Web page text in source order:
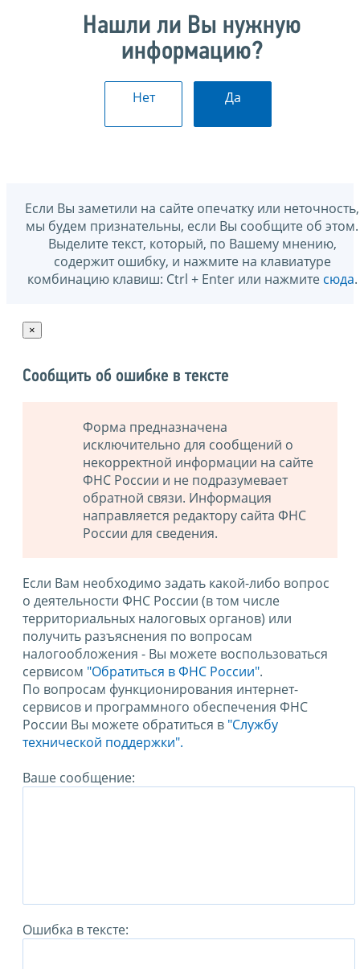
Нашли ли Вы нужную
информацию?
Нет Да
Если Вы заметили на сайте опечатку или неточность,
мы будем признательны, если Вы сообщите об этом.
Выделите текст, который, по Вашему мнению,
содержит ошибку, и нажмите на клавиатуре
комбинацию клавиш: Ctrl + Enter или нажмите сюда.
×
Сообщить об ошибке в тексте
Форма предназначена
исключительно для сообщений о
некорректной информации на сайте
ФНС России и не подразумевает
обратной связи. Информация
направляется редактору сайта ФНС
России для сведения.
Если Вам необходимо задать какой-либо вопрос
о деятельности ФНС России (в том числе
территориальных налоговых органов) или
получить разъяснения по вопросам
налогообложения - Вы можете воспользоваться
сервисом "Обратиться в ФНС России".
По вопросам функционирования интернет-
сервисов и программного обеспечения ФНС
России Вы можете обратиться в "Службу
технической поддержки".
Ваше сообщение:
Ошибка в тексте: